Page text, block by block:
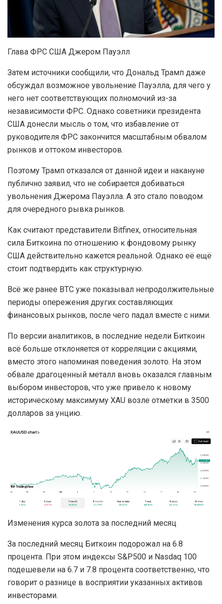
Глава ФРС США Джером Пауэлл
Затем источники сообщили, что Дональд Трамп даже
обсуждал возможное увольнение Пауэлла, для чего у
него нет соответствующих полномочий из-за
независимости ФРС. Однако советники президента
США донесли мысль о том, что избавление от
руководителя ФРС закончится масштабным обвалом
рынков и оттоком инвесторов.
Поэтому Трамп отказался от данной идеи и накануне
публично заявил, что не собирается добиваться
увольнения Джерома Пауэлла. А это стало поводом
для очередного рывка рынков.
Как считают представители Bitfinex, относительная
сила Биткоина по отношению к фондовому рынку
США действительно кажется реальной. Однако её ещё
стоит подтвердить как структурную.
Всё же ранее BTC уже показывал непродолжительные
периоды опережения других составляющих
финансовых рынков, после чего падал вместе с ними.
По версии аналитиков, в последние недели Биткоин
всё больше отклоняется от корреляции с акциями,
вместо этого напоминая поведения золото. На этом
обвале драгоценный металл вновь оказался главным
выбором инвесторов, что уже привело к новому
историческому максимуму XAU возле отметки в 3500
долларов за унцию.
Изменения курса золота за последний месяц
За последний месяц Биткоин подорожал на 6.8
процента. При этом индексы S&P500 и Nasdaq 100
подешевели на 6.7 и 7.8 процента соответственно, что
говорит о разнице в восприятии указанных активов
инвесторами.